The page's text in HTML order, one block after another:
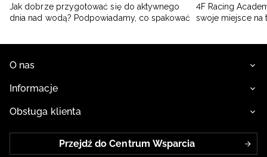
Jak dobrze przygotować się do aktywnego
dnia nad wodą? Podpowiadamy, co spakować
4F Racing
swoje miejsce na
O nas
Informacje
Obsługa klienta
Przejdź do Centrum Wsparcia